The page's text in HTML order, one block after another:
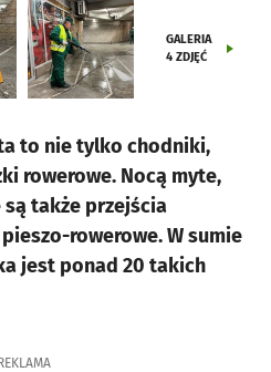
GALERIA
4 ZDJĘĆ
to nie tylko chodniki,
rowerowe. Nocą myte,
są także przejścia
rowerowe. W sumie
jest ponad 20 takich
REKLAMA